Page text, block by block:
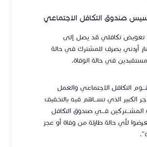
صندوق التكافل الاجتماعي
تعويض تكافلي قد يصل إلى
دينار أردني يصرف للمشترك في حالة
في حالة الوفاة.
التكافل الاجتماعي والعمل
الكبير الذي تســـاهم فيه بالتخفيف
فـــي صندوق التكافل
لأي حالة طارئة من وفاة أو عجز